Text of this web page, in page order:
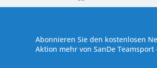
Abonnieren Sie den kostenlosen
Aktion mehr von SanDe